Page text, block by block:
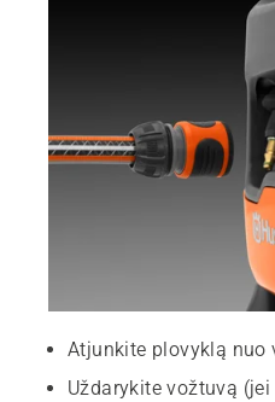
Atjunkite plovyklą nuo
Uždarykite vožtuvą